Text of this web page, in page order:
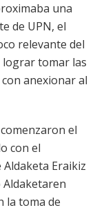
una
de UPN, el
relevante del
lograr tomar las
anexionar al
el
con el
Eraikiz
la toma de